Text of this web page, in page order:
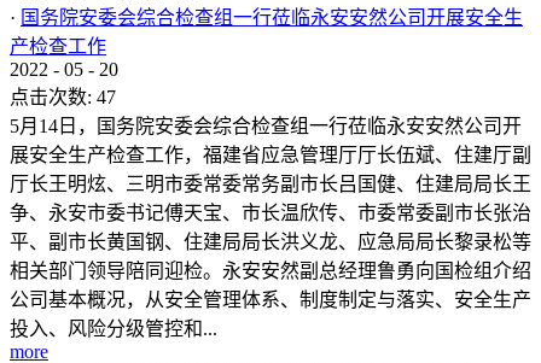
· 国务院安委会综合检查组一行莅临永安安然公司开展安全生
产检查工作
2022 - 05 - 20
点击次数: 47
5月14日，国务院安委会综合检查组一行莅临永安安然公司开
展安全生产检查工作，福建省应急管理厅厅长伍斌、住建厅副
厅长王明炫、三明市委常委常务副市长吕国健、住建局局长王
争、永安市委书记傅天宝、市长温欣传、市委常委副市长张治
平、副市长黄国钢、住建局局长洪义龙、应急局局长黎录松等
相关部门领导陪同迎检。永安安然副总经理鲁勇向国检组介绍
公司基本概况，从安全管理体系、制度制定与落实、安全生产
投入、风险分级管控和...
more